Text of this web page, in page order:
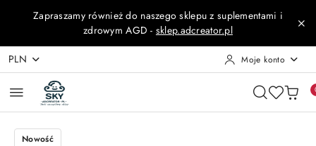
Przejdź do treści głównej
Przejdź do wyszukiwarki
Przejdź do moje konto
Przejdź do menu głównego
Przejdź do opisu produktu
Przejdź do stopki
Zapraszamy również do naszego sklepu z suplementami i
zdrowym AGD - sklep.adcreator.pl
PLN Moje konto
Nowość